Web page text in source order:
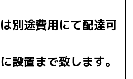
別途費用にて配達可
設置まで致します。